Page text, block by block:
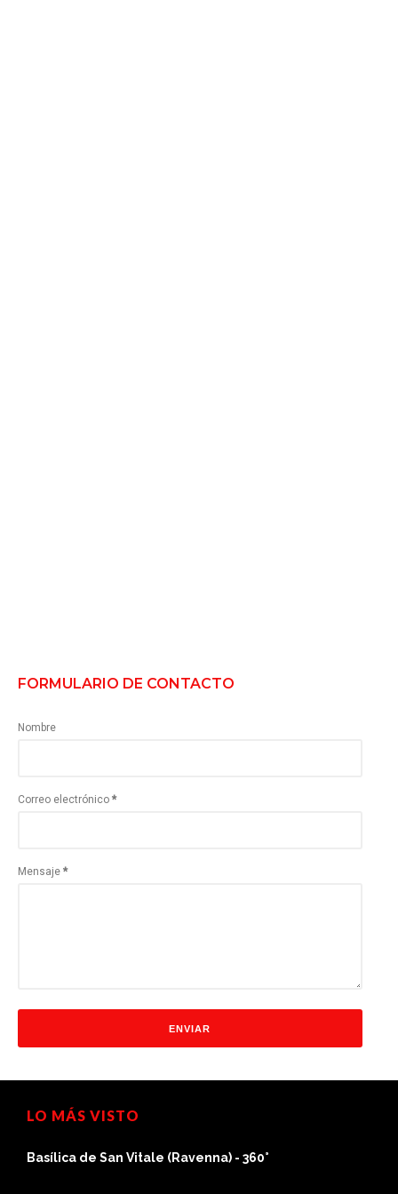
FORMULARIO DE CONTACTO
Nombre
Correo electrónico *
Mensaje *
LO MÁS VISTO
San Vitale (Ravenna) - 360°